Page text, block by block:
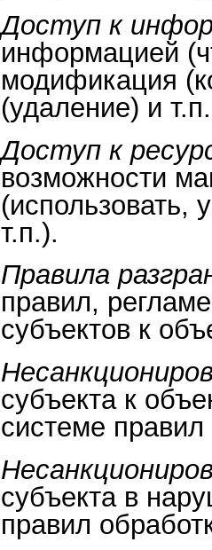
Доступ к
информацией
модификация
(удаление) и т.п.
Доступ к
возможности
(использовать,
т.п.).
Правила
правил,
субъектов к
субъекта к
системе правил
субъекта в
правил